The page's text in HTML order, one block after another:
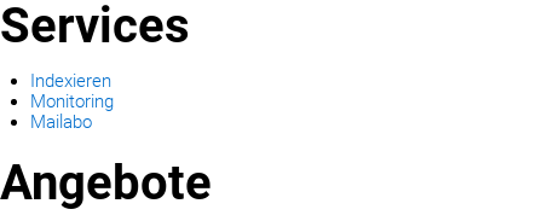
Services
Indexieren
Monitoring
Mailabo
Angebote